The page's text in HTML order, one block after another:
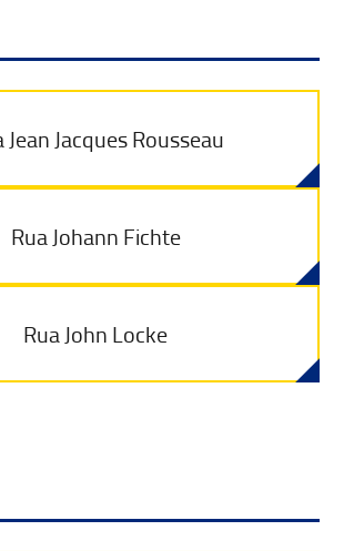
Jean Jacques Rousseau
Rua Johann Fichte
Rua John Locke